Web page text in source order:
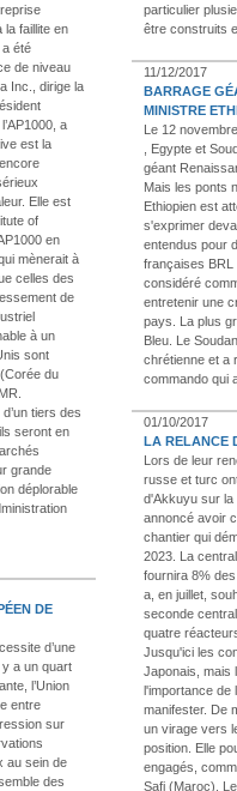
la faillite en
a été
de niveau
Inc., dirige la
a
est la
Elle est
of
en
mènerait à
celles des
de
à un
sont
du
tiers des
seront en
grande
déplorable
DE
d’une
y a un quart
l’Union
entre
sur
au sein de
des
particulier
être construits
11/12/2017
BARRAGE
MINISTRE
Le 12
, Egypte et
géant
Mais les ponts
Ethiopien est
s'exprimer
entendus pour
françaises BRL
considéré
entretenir une
pays. La plus
Bleu. Le
chrétienne et a
commando qui
01/10/2017
LA RELANCE
Lors de leur
russe et turc
d'Akkuyu sur la
annoncé avoir
chantier qui
2023. La
fournira 8%
a, en juillet,
seconde
quatre
Jusqu'ici les
Japonais, mais
l'importance de
manifester. De
un virage vers
position. Elle
engagés,
Safi (Maroc).